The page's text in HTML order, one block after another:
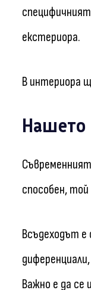
екстериора.
В интериора
способен,
Всъдеходът е
Важно е да се